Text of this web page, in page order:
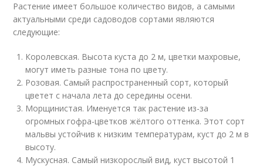
Растение имеет большое количество видов, а самыми
актуальными среди садоводов сортами являются
следующие:
Королевская. Высота куста до 2 м, цветки махровые,
могут иметь разные тона по цвету.
Розовая. Самый распространенный сорт, который
цветет с начала лета до середины осени.
Морщинистая. Именуется так растение из-за
огромных гофра-цветков жёлтого оттенка. Этот сорт
мальвы устойчив к низким температурам, куст до 2 м в
высоту.
Мускусная. Самый низкорослый вид, куст высотой 1